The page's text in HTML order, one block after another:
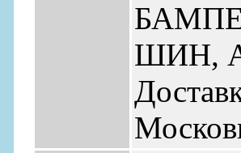
ШИН,